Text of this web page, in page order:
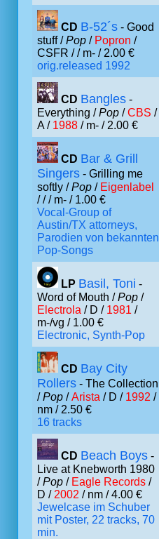
CD B-52´s - Good
stuff /Pop / Popron /
CSFR // m- / 2.00 €
orig.released 1992
CD Bangles -
Everything /Pop /CBS /
A / 1988 / m- / 2.00 €
CD Bar & Grill
Singers - Grilling me
softly /Pop / Eigenlabel
/ // m- / 1.00 €
Vocal-Group of
Austin/TX attorneys,
Parodien von bekannten
Pop-Songs
LP Basil, Toni -
Word of Mouth /Pop /
Electrola / D / 1981 /
m-/vg / 1.00 €
Electronic, Synth-Pop
CD Bay City
Rollers - The Collection
/Pop /Arista / D / 1992 /
nm / 2.50 €
16 tracks
CD Beach Boys -
Live at Knebworth 1980
/Pop / Eagle Records /
D / 2002 / nm / 4.00 €
Jewelcase im Schuber
mit Poster, 22 tracks, 70
min.